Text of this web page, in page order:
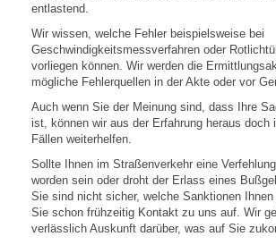
entlastend.
Wir wissen, welche Fehler beispielsweise bei
Geschwindigkeitsmessverfahren oder
vorliegen können. Wir werden die
mögliche Fehlerquellen in der Akte oder vor
Auch wenn Sie der Meinung sind, dass Ihre
ist, können wir aus der Erfahrung heraus doch
Fällen weiterhelfen.
Sollte Ihnen im Straßenverkehr eine
worden sein oder droht der Erlass eines
Sie sind nicht sicher, welche Sanktionen
Sie schon frühzeitig Kontakt zu uns auf. Wir
verlässlich Auskunft darüber, was auf Sie